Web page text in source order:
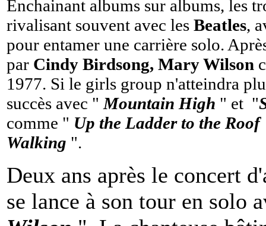
Enchainant albums sur albums, les
rivalisant souvent avec les Beatles,
pour entamer une carrière solo.
par Cindy Birdsong, Mary Wilson
1977. Si le girls group n'atteindra
succès avec " Mountain High " et "
comme " Up the Ladder to the
Walking ".
Deux ans après le concert
se lance à son tour en solo